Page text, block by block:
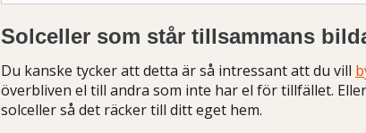
Solceller som står tillsammans
Du kanske tycker att detta är så intressant att du vill
överbliven el till andra som inte har el för tillfället.
solceller så det räcker till ditt eget hem.